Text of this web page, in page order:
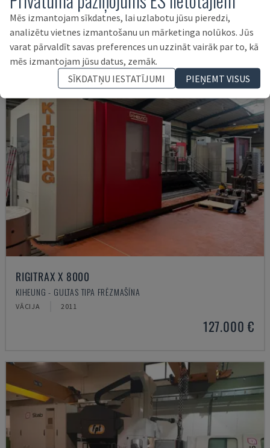
SPĀNIJA 1999
295.000 €
RIGITRAX X 8000
KIHEUNG - GULTAS TIPA FRĒZMAŠĪNA
VĀCIJA 2011
127.000 €
Mēs izmantojam sīkdatnes, lai uzlabotu jūsu pieredzi,
analizētu vietnes izmantošanu un mārketinga nolūkos. Jūs
varat pārvaldīt savas preferences un uzzināt vairāk par to, kā
mēs izmantojam jūsu datus, zemāk.
SĪKDATŅU IESTATĪJUMI
PIEŅEMT VISUS